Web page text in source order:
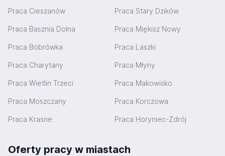
Praca Cieszanów Praca Stary Dzików
Praca Basznia Dolna Praca Miękisz Nowy
Praca Bobrówka Praca Laszki
Praca Charytany Praca Młyny
Praca Wietlin Trzeci Praca Makowisko
Praca Moszczany Praca Korczowa
Praca Krasne Praca Horyniec-Zdrój
Oferty pracy w miastach